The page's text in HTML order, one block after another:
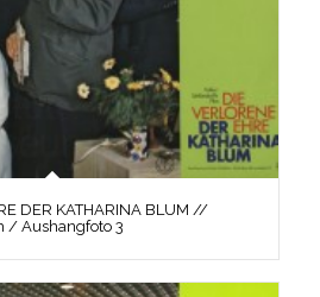
DER KATHARINA BLUM //
/ Aushangfoto 3